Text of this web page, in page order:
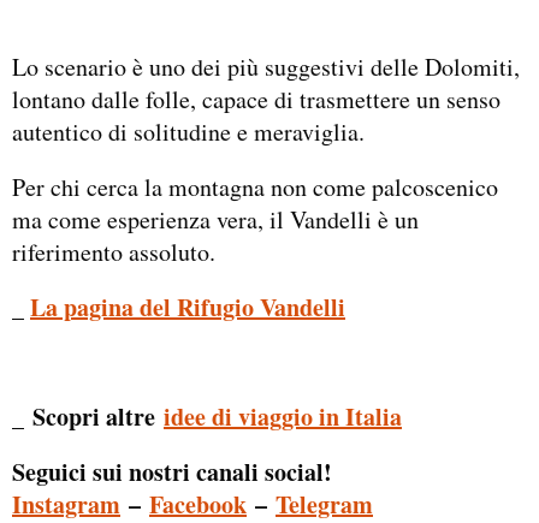
Lo scenario è uno dei più suggestivi delle Dolomiti,
lontano dalle folle, capace di trasmettere un senso
autentico di solitudine e meraviglia.
Per chi cerca la montagna non come palcoscenico
ma come esperienza vera, il Vandelli è un
riferimento assoluto.
La pagina del Rifugio Vandelli
Scopri altre idee di viaggio in Italia
Seguici sui nostri canali social!
Instagram – Facebook – Telegram